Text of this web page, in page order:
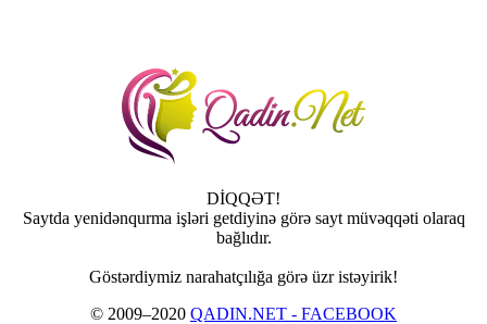
DİQQƏT!
Saytda yenidənqurma işləri getdiyinə görə sayt müvəqqəti olaraq
bağlıdır.
Göstərdiymiz narahatçılığa görə üzr istəyirik!
© 2009–2020 QADIN.NET - FACEBOOK